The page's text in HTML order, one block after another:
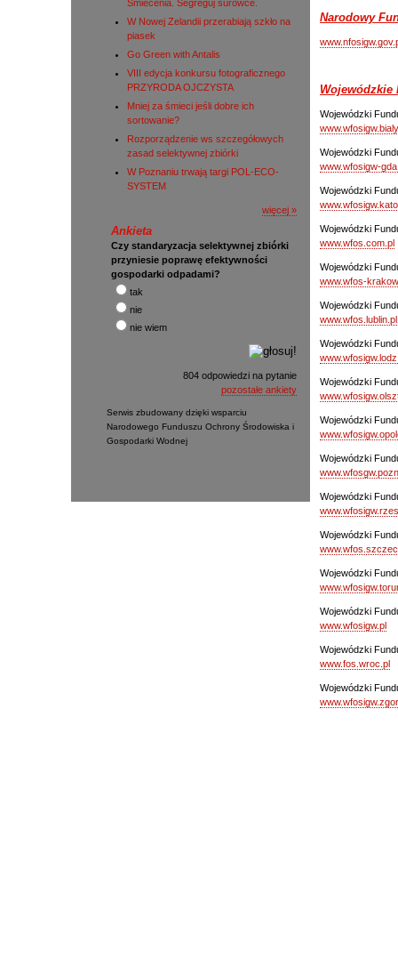
Śmiecenia. Segreguj surowce.
W Nowej Zelandii przerabiają szkło na
piasek
Go Green with Antalis
VIII edycja konkursu fotograficznego
PRZYRODA OJCZYSTA
Mniej za śmieci jeśli dobre ich
sortowanie?
Rozporządzenie ws szczegółowych
zasad selektywnej zbiórki
W Poznaniu trwają targi POL-ECO-
SYSTEM
więcej »
Ankieta
Czy standaryzacja selektywnej zbiórki
przyniesie poprawę efektywności
gospodarki odpadami?
tak
nie
nie wiem
804 odpowiedzi na pytanie
pozostałe ankiety
Serwis zbudowany dzięki wsparciu
Narodowego Funduszu Ochrony Środowiska i
Gospodarki Wodnej
Narodowy
Wojewódzki
Wojewódzki
www.wfosigw-
Wojewódzki
Wojewódzki
www.wfos.com.pl
Wojewódzki
www.wfos-
Wojewódzki
www.wfos.lublin.pl
Wojewódzki
Wojewódzki
Wojewódzki
Wojewódzki
Wojewódzki
Wojewódzki
Wojewódzki
Wojewódzki
www.wfosigw.pl
Wojewódzki
www.fos.wroc.pl
Wojewódzki